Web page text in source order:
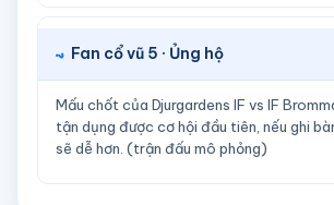
Fan cổ vũ 5 · Ủng hộ
Mấu chốt của Djurgardens IF vs IF
tận dụng được cơ hội đầu tiên, nếu ghi
sẽ dễ hơn. (trận đấu mô phỏng)